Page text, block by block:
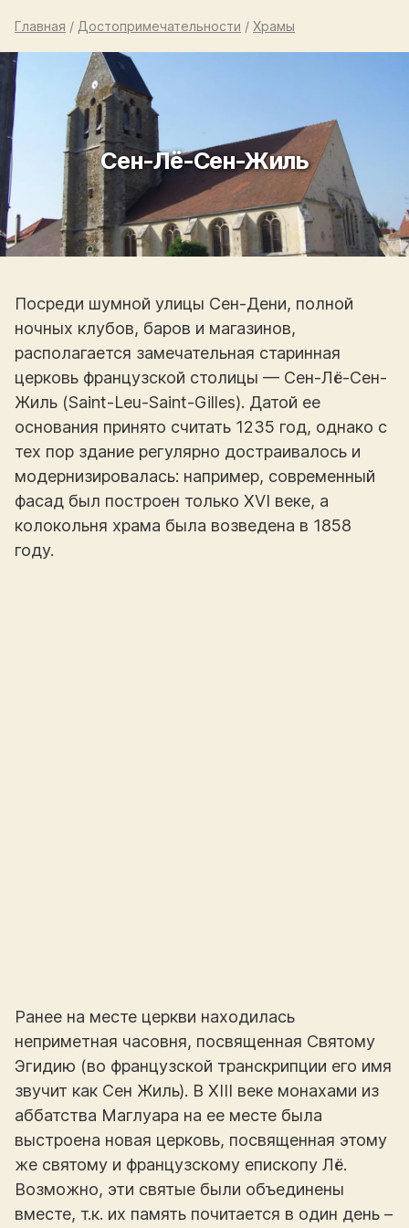
Главная / Достопримечательности / Храмы
Сен-Лё-Сен-Жиль
Посреди шумной улицы Сен-Дени, полной
ночных клубов, баров и магазинов,
располагается замечательная старинная
церковь французской столицы — Сен-Лё-Сен-
Жиль (Saint-Leu-Saint-Gilles). Датой ее
основания принято считать 1235 год, однако с
тех пор здание регулярно достраивалось и
модернизировалась: например, современный
фасад был построен только XVI веке, а
колокольня храма была возведена в 1858
году.
Ранее на месте церкви находилась
неприметная часовня, посвященная Святому
Эгидию (во французской транскрипции его имя
звучит как Сен Жиль). В XIII веке монахами из
аббатства Маглуара на ее месте была
выстроена новая церковь, посвященная этому
же святому и французскому епископу Лё.
Возможно, эти святые были объединены
вместе, т.к. их память почитается в один день –